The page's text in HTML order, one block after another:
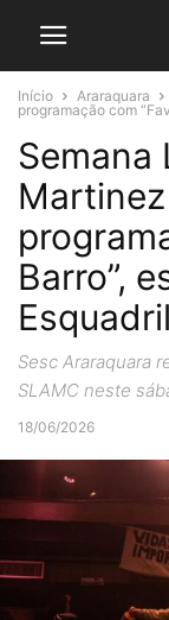
Início Araraquara
programação com
Semana
Barro”,
Sesc Araraquara
SLAMC neste
18/06/2026